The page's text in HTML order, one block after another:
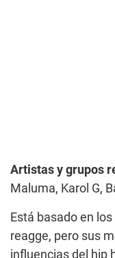
Artistas y grupos
Maluma, Karol G,
Está basado en
reagge, pero sus
influencias del hip